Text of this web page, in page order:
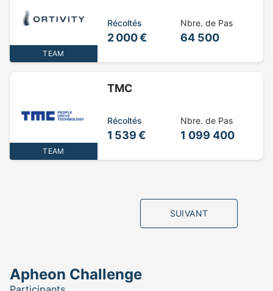
TEAM
Récoltés
2 000 €
Nbre. de Pas
64 500
TEAM
TMC
Récoltés
1 539 €
Nbre. de Pas
1 099 400
SUIVANT
Apheon Challenge